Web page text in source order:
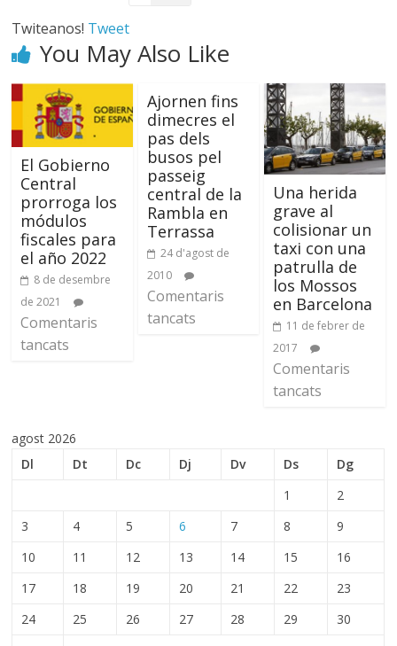
Twiteanos! Tweet
You May Also Like
El Gobierno
Central
prorroga los
módulos
fiscales para
el año 2022
8 de desembre
de 2021
Comentaris
tancats
Ajornen fins
dimecres el
pas dels
busos pel
passeig
central de la
Rambla en
Terrassa
24 d'agost de
2010
Comentaris
tancats
Una herida
grave al
colisionar un
taxi con una
patrulla de
los Mossos
en Barcelona
11 de febrer de
2017
Comentaris
tancats
agost 2026
Dl
Dt Dc Dj Dv Ds
Dg
1
2
3
4 5 6 7 8
9
10
11 12 13 14 15
16
17
18 19 20 21 22
23
24
25 26 27 28 29
30